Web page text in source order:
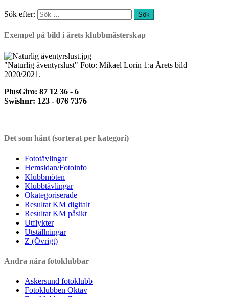
Sök efter:
Exempel på bild i årets klubbmästerskap
"Naturlig äventyrslust" Foto: Mikael Lorin 1:a Årets bild
2020/2021.
PlusGiro: 87 12 36 - 6
Swishnr: 123 - 076 7376
Det som hänt (sorterat per kategori)
Fototävlingar
Hemsidan/Fotoinfo
Klubbmöten
Klubbtävlingar
Okategoriserade
Resultat KM digitalt
Resultat KM påsikt
Utflykter
Utställningar
Z (Övrigt)
Andra nära fotoklubbar
Askersund fotoklubb
Fotoklubben Oktav